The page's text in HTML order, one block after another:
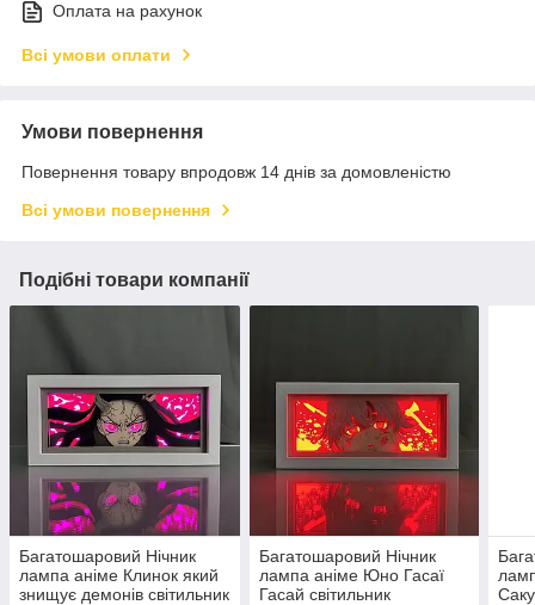
Оплата на рахунок
Всі умови оплати
Умови повернення
Повернення товару впродовж 14 днів за домовленістю
Всі умови повернення
Подібні товари компанії
Багатошаровий Нічник
лампа аніме Клинок який
знищує демонів світильник
Багатошаровий Нічник
лампа аніме Юно Гасаї
Гасай світильник